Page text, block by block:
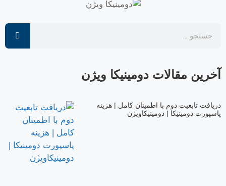
آخرین مقالات دومینیکا ویژن
دریافت تابعیت دوم با اطمینان کامل | هزینه
پاسپورت دومینیکا | دومینیکاویژن